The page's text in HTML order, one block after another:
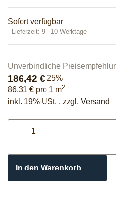
Sofort verfügbar
Lieferzeit: 9 - 10 Werktage
Unverbindliche
186,42 € 25%
86,31 € pro 1 m2
inkl. 19% USt. , zzgl. Versand
In den Warenkorb